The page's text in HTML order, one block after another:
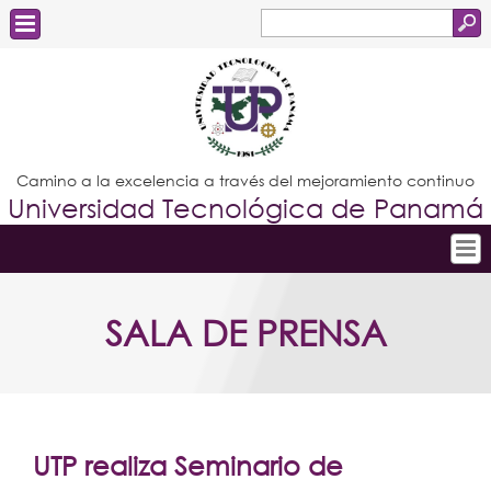
de
búsqueda
Estudiantes
Docentes
Administrativos
Graduados
Camino a la excelencia a través del mejoramiento continuo
Universidad Tecnológica de Panamá
Conoce la UTP
Postgrados
SALA DE PRENSA
UTP realiza Seminario de